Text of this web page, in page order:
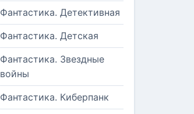
Фантастика. Детективная
Фантастика. Детская
Фантастика. Звездные
войны
Фантастика. Киберпанк